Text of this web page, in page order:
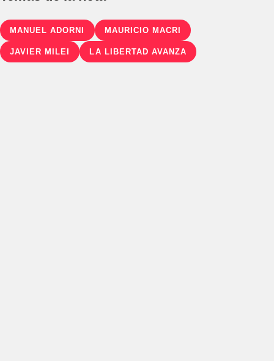
MANUEL ADORNI MAURICIO MACRI
JAVIER MILEI LA LIBERTAD AVANZA